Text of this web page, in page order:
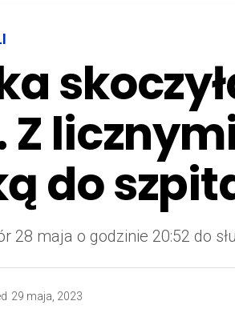
Z
do
28 maja o godzinie 20:52 do
29 maja, 2023